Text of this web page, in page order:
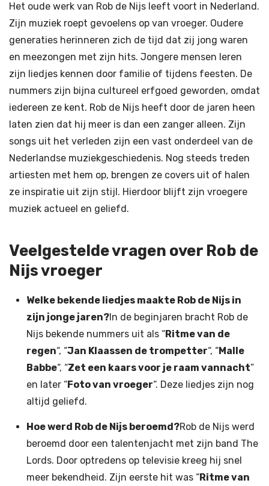
Het oude werk van Rob de Nijs leeft voort in Nederland.
Zijn muziek roept gevoelens op van vroeger. Oudere
generaties herinneren zich de tijd dat zij jong waren
en meezongen met zijn hits. Jongere mensen leren
zijn liedjes kennen door familie of tijdens feesten. De
nummers zijn bijna cultureel erfgoed geworden, omdat
iedereen ze kent. Rob de Nijs heeft door de jaren heen
laten zien dat hij meer is dan een zanger alleen. Zijn
songs uit het verleden zijn een vast onderdeel van de
Nederlandse muziekgeschiedenis. Nog steeds treden
artiesten met hem op, brengen ze covers uit of halen
ze inspiratie uit zijn stijl. Hierdoor blijft zijn vroegere
muziek actueel en geliefd.
Veelgestelde vragen over Rob de
Nijs vroeger
Welke bekende liedjes maakte Rob de Nijs in
zijn jonge jaren?In de beginjaren bracht Rob de
Nijs bekende nummers uit als “Ritme van de
regen“, “Jan Klaassen de trompetter“, “Malle
Babbe“, “Zet een kaars voor je raam vannacht”
en later “Foto van vroeger“. Deze liedjes zijn nog
altijd geliefd.
Hoe werd Rob de Nijs beroemd?Rob de Nijs werd
beroemd door een talentenjacht met zijn band The
Lords. Door optredens op televisie kreeg hij snel
meer bekendheid. Zijn eerste hit was “Ritme van